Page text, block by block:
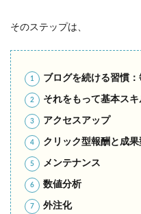
そのステップは、
ブログを続ける習慣
それをもって基本ス
アクセスアップ
クリック型報酬と成
メンテナンス
数値分析
外注化